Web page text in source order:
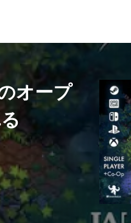
オープ